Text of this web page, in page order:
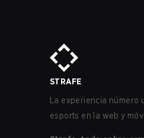
STRAFE
La experiencia número
esports en la web y